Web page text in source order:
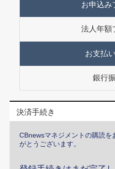
お申込み
法人年額
お支払
銀行
決済手続き
CBnewsマネジメントの購読を
がとうございます。